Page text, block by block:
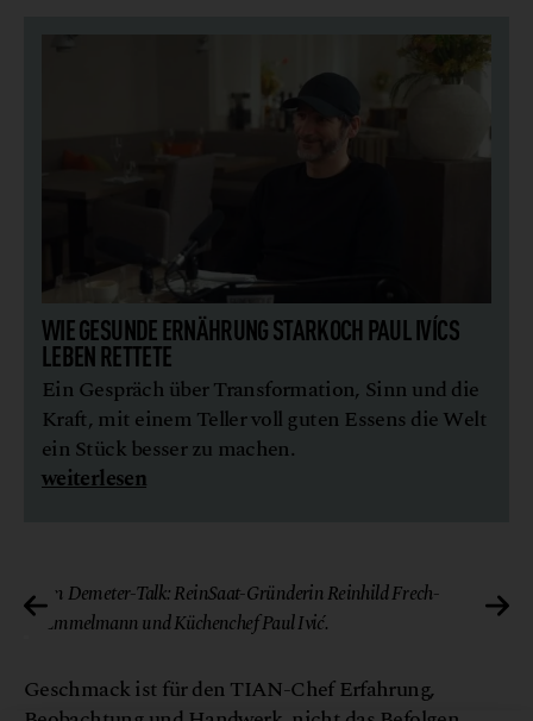
WIE GESUNDE ERNÄHRUNG STARKOCH PAUL IVÍCS
LEBEN RETTETE
Ein Gespräch über Transformation, Sinn und die
Kraft, mit einem Teller voll guten Essens die Welt
ein Stück besser zu machen.
weiterlesen
Im Demeter-Talk: ReinSaat-Gründerin Reinhild Frech-
Emmelmann und Küchenchef Paul Ivić.
Geschmack ist für den TIAN-Chef Erfahrung,